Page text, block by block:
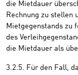
die Mietdauer
Rechnung zu stellen
Mietgegenstands zu
des
die Mietdauer als
3.2.5. Für den Fall,